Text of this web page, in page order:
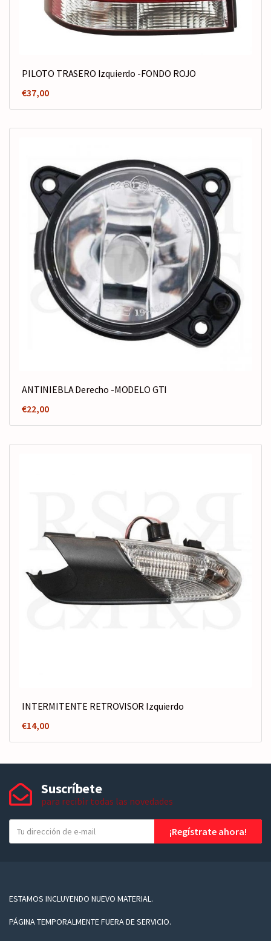
PILOTO TRASERO Izquierdo -FONDO ROJO
€37,00
ANTINIEBLA Derecho -MODELO GTI
€22,00
INTERMITENTE RETROVISOR Izquierdo
€14,00
Suscríbete
para recibir todas las novedades
u
a
l
¡Regístrate ahora!
ESTAMOS INCLUYENDO NUEVO MATERIAL.
PÁGINA TEMPORALMENTE FUERA DE SERVICIO.